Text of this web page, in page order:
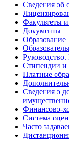
Сведения об
Факультеты
Документы
Образование
Руководство.
Стипендии и
Платные
Сведения о
Финансово-
Система
Часто